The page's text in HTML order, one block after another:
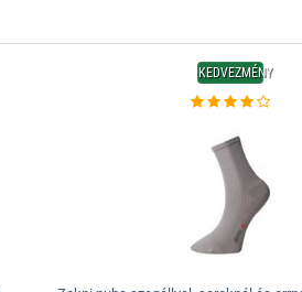
KEDVEZMÉNY